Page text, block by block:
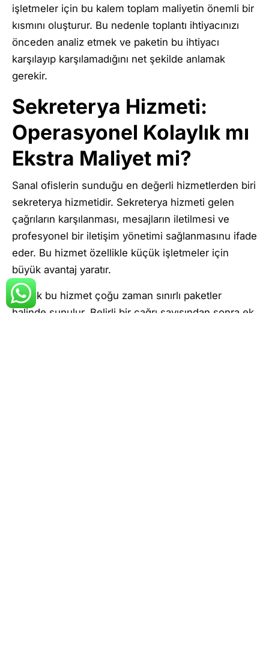
işletmeler için bu kalem toplam maliyetin önemli bir
kısmını oluşturur. Bu nedenle toplantı ihtiyacınızı
önceden analiz etmek ve paketin bu ihtiyacı
karşılayıp karşılamadığını net şekilde anlamak
gerekir.
Sekreterya Hizmeti:
Operasyonel Kolaylık mı
Ekstra Maliyet mi?
Sanal ofislerin sunduğu en değerli hizmetlerden biri
sekreterya hizmetidir. Sekreterya hizmeti gelen
çağrıların karşılanması, mesajların iletilmesi ve
profesyonel bir iletişim yönetimi sağlanmasınu ifade
eder. Bu hizmet özellikle küçük işletmeler için
büyük avantaj yaratır.
Ancak bu hizmet çoğu zaman sınırlı paketler
halinde sunulur. Belirli bir çağrı sayısından sonra ek